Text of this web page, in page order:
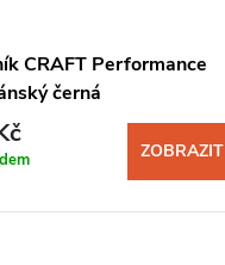
CRAFT Performance
černá
ZOBRAZIT